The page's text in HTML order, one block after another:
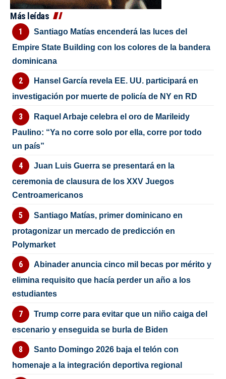
Más leídas
Santiago Matías encenderá las luces del
Empire State Building con los colores de la bandera
dominicana
Hansel García revela EE. UU. participará en
investigación por muerte de policía de NY en RD
Raquel Arbaje celebra el oro de Marileidy
Paulino: “Ya no corre solo por ella, corre por todo
un país”
Juan Luis Guerra se presentará en la
ceremonia de clausura de los XXV Juegos
Centroamericanos
Santiago Matías, primer dominicano en
protagonizar un mercado de predicción en
Polymarket
Abinader anuncia cinco mil becas por mérito y
elimina requisito que hacía perder un año a los
estudiantes
Trump corre para evitar que un niño caiga del
escenario y enseguida se burla de Biden
Santo Domingo 2026 baja el telón con
homenaje a la integración deportiva regional